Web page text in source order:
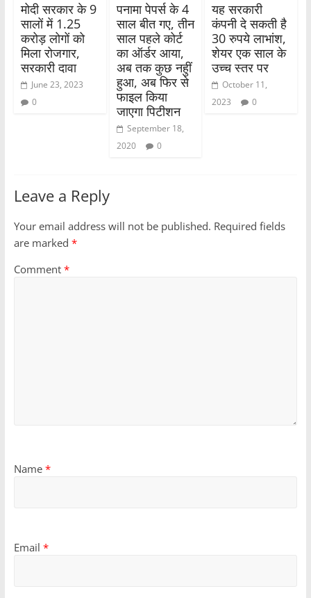
मोदी सरकार के 9
सालों में 1.25
करोड़ लोगों को
मिला रोजगार,
सरकारी दावा
June 23, 2023
0
पनामा पेपर्स के 4
साल बीत गए, तीन
साल पहले कोर्ट
का ऑर्डर आया,
अब तक कुछ नहुीं
हुआ, अब फिर से
फाइल किया
जाएगा पिटीशन
September 18,
2020
0
यह सरकारी
कंपनी दे सकती है
30 रुपये लाभांश,
शेयर एक साल के
उच्च स्तर पर
October 11,
2023
0
Leave a Reply
Your email address will not be published. Required fields
are marked *
Comment *
Name *
Email *